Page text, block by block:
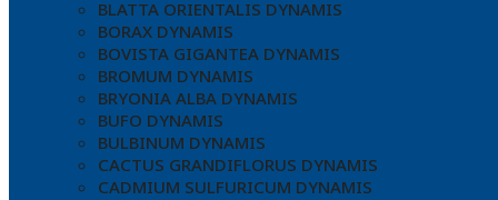
BLATTA ORIENTALIS DYNAMIS
BORAX DYNAMIS
BOVISTA GIGANTEA DYNAMIS
BROMUM DYNAMIS
BRYONIA ALBA DYNAMIS
BUFO DYNAMIS
BULBINUM DYNAMIS
CACTUS GRANDIFLORUS DYNAMIS
CADMIUM SULFURICUM DYNAMIS